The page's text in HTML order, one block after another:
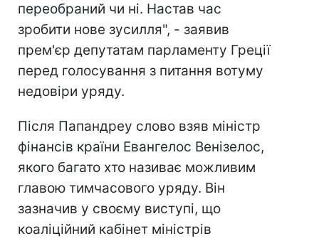
переобраний чи ні. Настав час
зробити нове зусилля", - заявив
прем'єр депутатам парламенту Греції
перед голосування з питання вотуму
недовіри уряду.
Після Папандреу слово взяв міністр
фінансів країни Евангелос Венізелос,
якого багато хто називає можливим
главою тимчасового уряду. Він
зазначив у своєму виступі, що
коаліційний кабінет міністрів